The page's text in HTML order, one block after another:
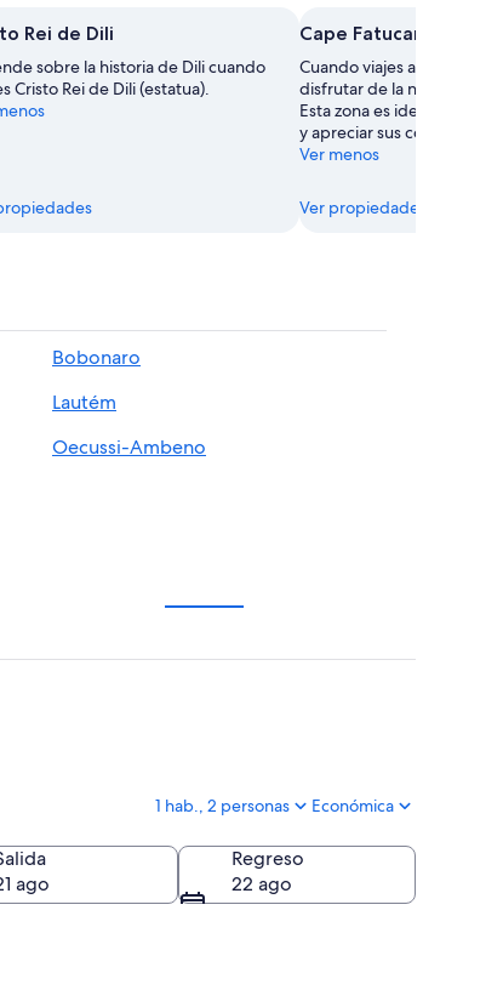
Rei de Dili
sobre la historia de Dili cuando
Cristo Rei de Dili (estatua).
Cape Fatucama
Cuando viajes a Dili, haz
disfrutar de la naturaleza
Esta zona es ideal para
y apreciar sus coloridos
Ver menos
Ver propiedades
Bobonaro
Lautém
Oecussi-Ambeno
1 hab., 2 personas Económica
ago
Regreso
22 ago